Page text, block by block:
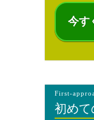
First-
初めて